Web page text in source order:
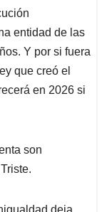
entidad de las
Y por si fuera
que creó el
en 2026 si
son
deja